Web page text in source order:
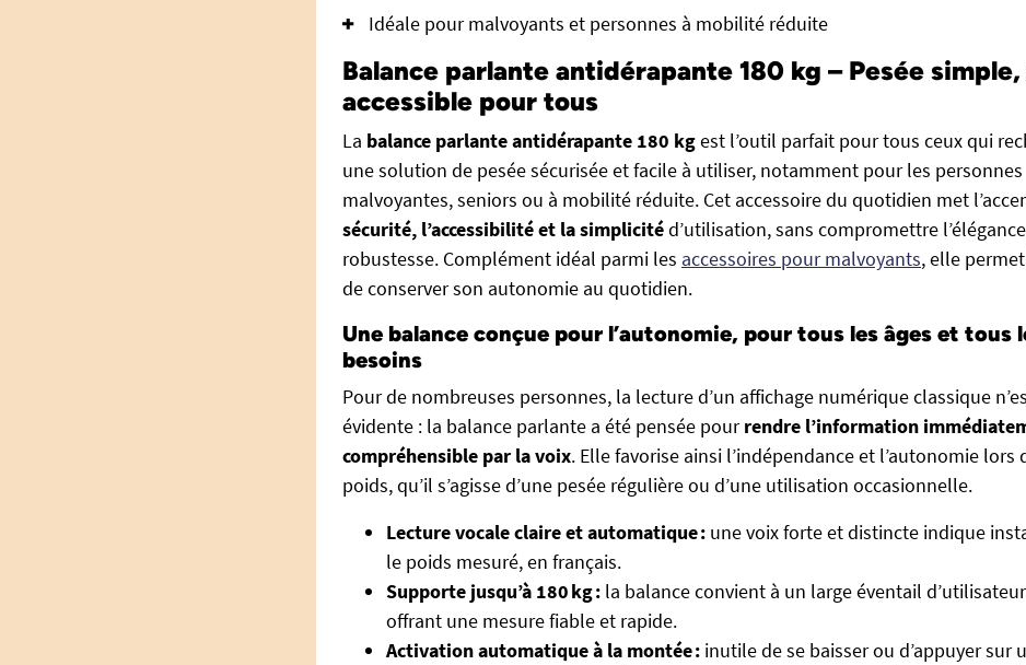
Idéale pour malvoyants et personnes à mobilité réduite
Balance parlante antidérapante 180 kg – Pesée
accessible pour tous
La balance parlante antidérapante 180 kgest l’outil parfait pour tous ceux qui
une solution de pesée sécurisée et facile à utiliser, notamment pour les personnes
malvoyantes, seniors ou à mobilité réduite. Cet accessoire du quotidien met
sécurité, l’accessibilité et la simplicitéd’utilisation, sans compromettre
robustesse. Complément idéal parmi les accessoires pour malvoyants, elle
de conserver son autonomie au quotidien.
Une balance conçue pour l’autonomie, pour tous les âges et tous
besoins
Pour de nombreuses personnes, la lecture d’un affichage numérique classique
évidente : la balance parlante a été pensée pourrendre l’information
compréhensible par la voix. Elle favorise ainsi l’indépendance et l’autonomie lors
poids, qu’il s’agisse d’une pesée régulière ou d’une utilisation occasionnelle.
Lecture vocale claire et automatique : une voix forte et distincte indique
le poids mesuré, en français.
Supporte jusqu’à 180 kg : la balance convient à un large éventail
offrant une mesure fiable et rapide.
Activation automatique à la montée : inutile de se baisser ou d’appuyer sur